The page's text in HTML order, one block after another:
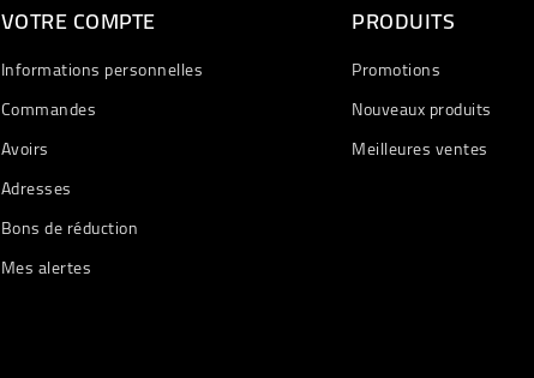
VOTRE COMPTE
Informations personnelles
Commandes
Avoirs
Adresses
Bons de réduction
Mes alertes
PRODUITS
Promotions
Nouveaux produits
Meilleures ventes